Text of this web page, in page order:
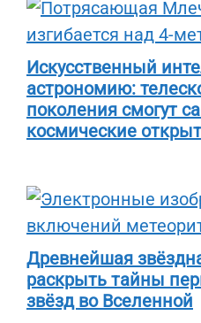
Искусственный
астрономию:
поколения смогут
космические
Древнейшая
раскрыть тайны
звёзд во Вселенной